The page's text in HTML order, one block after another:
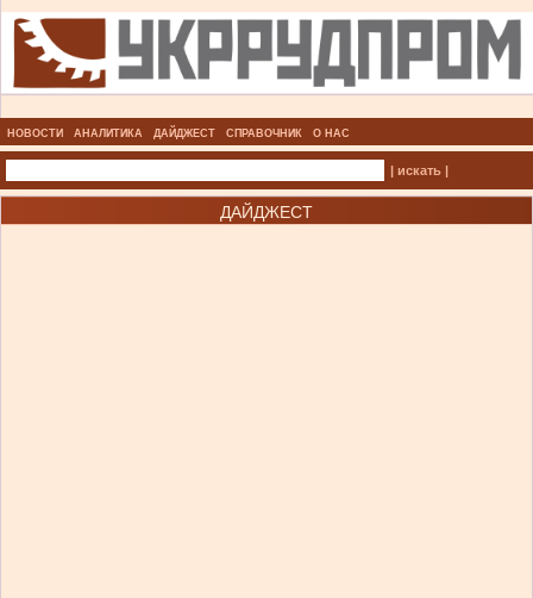
НОВОСТИ АНАЛИТИКА ДАЙДЖЕСТ СПРАВОЧНИК О НАС
| искать |
ДАЙДЖЕСТ